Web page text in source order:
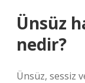
Ünsüz
nedir?
Ünsüz, sessiz